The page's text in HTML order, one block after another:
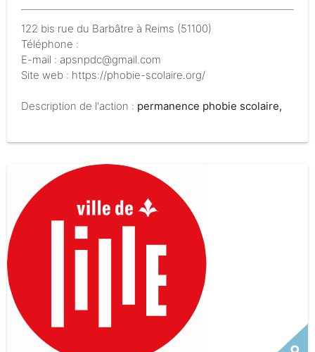
122 bis rue du Barbâtre à Reims (51100)
Téléphone :
E-mail : apsnpdc@gmail.com
Site web : https://phobie-scolaire.org/
Description de l'action : permanence phobie scolaire,